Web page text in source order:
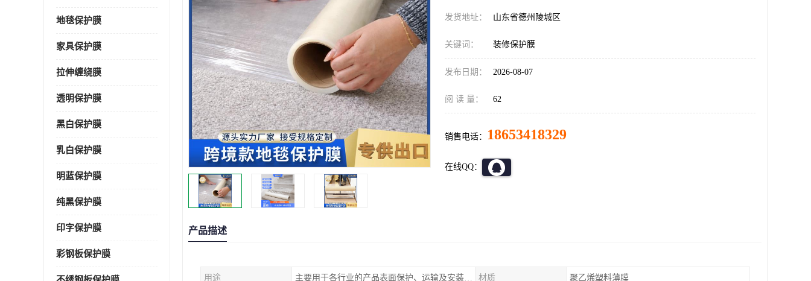
地毯保护膜
家具保护膜
拉伸缠绕膜
透明保护膜
黑白保护膜
乳白保护膜
明蓝保护膜
纯黑保护膜
印字保护膜
彩钢板保护膜
发货地址： 山东省德州陵城区
关键词： 装修保护膜
发布日期： 2026-08-07
阅 读 量： 62
销售电话： 18653418329
在线QQ：
产品描述
用途 主要用于各行业的产品表面保护、运输及安装过程中防止物体表面刮花及尘土 材质 聚乙烯塑料薄膜